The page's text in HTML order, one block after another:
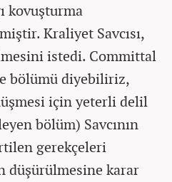
kovuşturma
Kraliyet Savcısı,
istedi. Committal
bölümü diyebiliriz,
için yeterli delil
bölüm) Savcının
gerekçeleri
düşürülmesine karar